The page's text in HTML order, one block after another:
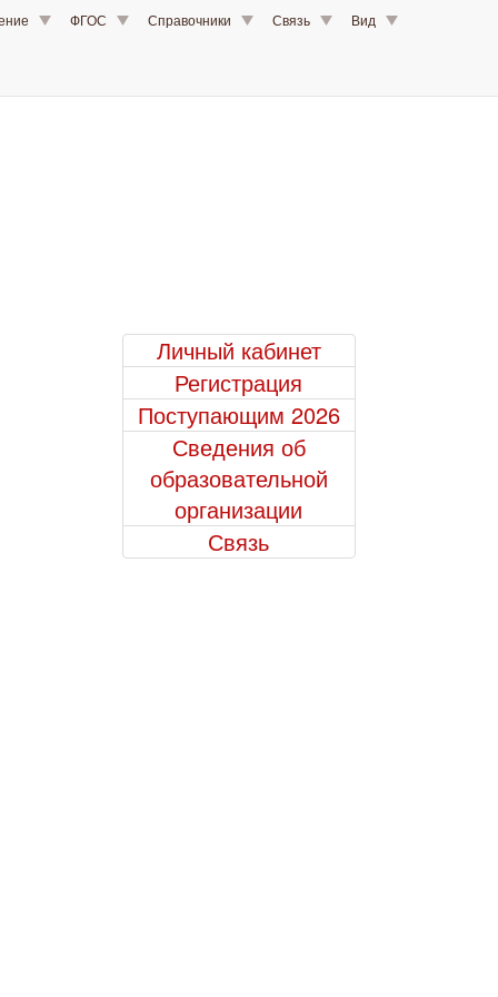
ФГОС Справочники Связь Вид
Личный кабинет
Регистрация
Поступающим 2026
Сведения об
образовательной
организации
Связь